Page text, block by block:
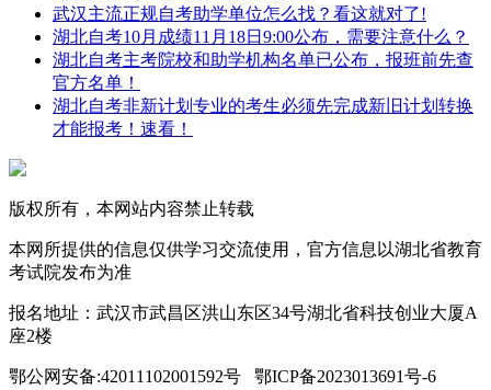
武汉主流正规自考助学单位怎么找？看这就对了!
湖北自考10月成绩11月18日9:00公布，需要注意什么？
湖北自考主考院校和助学机构名单已公布，报班前先查
官方名单！
湖北自考非新计划专业的考生必须先完成新旧计划转换
才能报考！速看！
版权所有，本网站内容禁止转载
本网所提供的信息仅供学习交流使用，官方信息以湖北省教育
考试院发布为准
报名地址：武汉市武昌区洪山东区34号湖北省科技创业大厦A
座2楼
鄂公网安备:42011102001592号 鄂ICP备2023013691号-6